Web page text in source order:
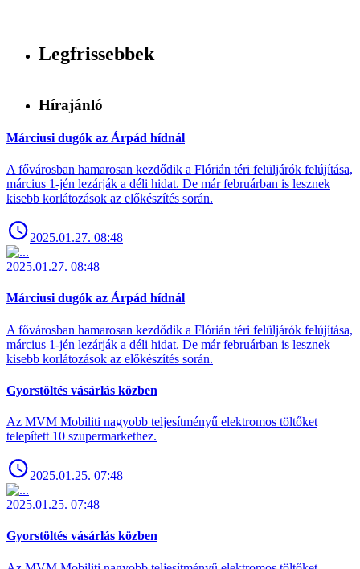
Legfrissebbek
Hírajánló
Márciusi dugók az Árpád hídnál
A fővárosban hamarosan kezdődik a Flórián téri felüljárók felújítása,
március 1-jén lezárják a déli hidat. De már februárban is lesznek
kisebb korlátozások az előkészítés során.
2025.01.27. 08:48
2025.01.27. 08:48
Márciusi dugók az Árpád hídnál
A fővárosban hamarosan kezdődik a Flórián téri felüljárók felújítása,
március 1-jén lezárják a déli hidat. De már februárban is lesznek
kisebb korlátozások az előkészítés során.
Gyorstöltés vásárlás közben
Az MVM Mobiliti nagyobb teljesítményű elektromos töltőket
telepített 10 szupermarkethez.
2025.01.25. 07:48
2025.01.25. 07:48
Gyorstöltés vásárlás közben